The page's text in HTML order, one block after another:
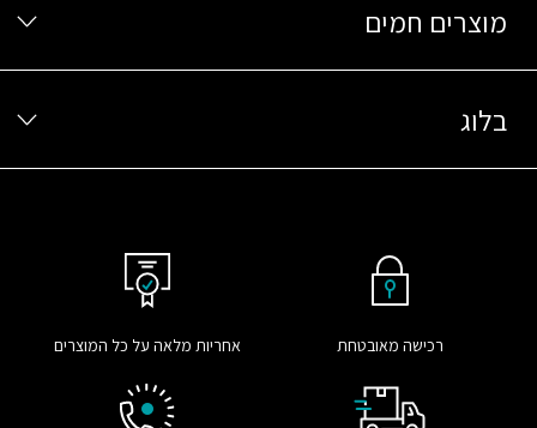
מוצרים חמים
בלוג
רכישה מאובטחת אחריות מלאה על כל המוצרים